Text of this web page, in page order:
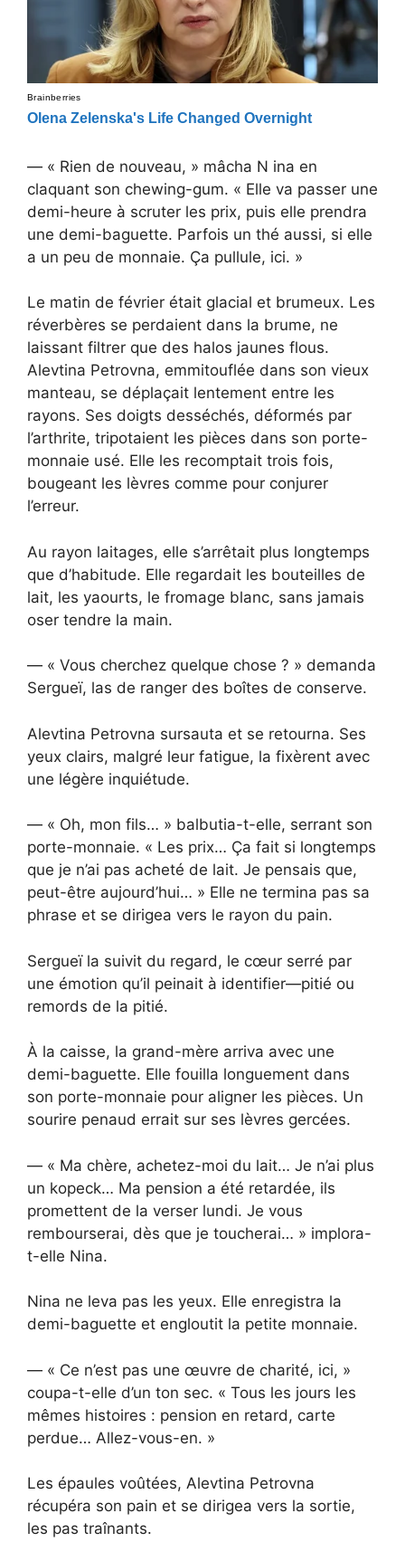
— « Rien de nouveau, » mâcha N ina en
claquant son chewing-gum. « Elle va passer une
demi-heure à scruter les prix, puis elle prendra
une demi-baguette. Parfois un thé aussi, si elle
a un peu de monnaie. Ça pullule, ici. »
Le matin de février était glacial et brumeux. Les
réverbères se perdaient dans la brume, ne
laissant filtrer que des halos jaunes flous.
Alevtina Petrovna, emmitouflée dans son vieux
manteau, se déplaçait lentement entre les
rayons. Ses doigts desséchés, déformés par
l’arthrite, tripotaient les pièces dans son porte-
monnaie usé. Elle les recomptait trois fois,
bougeant les lèvres comme pour conjurer
l’erreur.
Au rayon laitages, elle s’arrêtait plus longtemps
que d’habitude. Elle regardait les bouteilles de
lait, les yaourts, le fromage blanc, sans jamais
oser tendre la main.
— « Vous cherchez quelque chose ? » demanda
Sergueï, las de ranger des boîtes de conserve.
Alevtina Petrovna sursauta et se retourna. Ses
yeux clairs, malgré leur fatigue, la fixèrent avec
une légère inquiétude.
— « Oh, mon fils… » balbutia-t-elle, serrant son
porte-monnaie. « Les prix… Ça fait si longtemps
que je n’ai pas acheté de lait. Je pensais que,
peut-être aujourd’hui… » Elle ne termina pas sa
phrase et se dirigea vers le rayon du pain.
Sergueï la suivit du regard, le cœur serré par
une émotion qu’il peinait à identifier—pitié ou
remords de la pitié.
À la caisse, la grand-mère arriva avec une
demi-baguette. Elle fouilla longuement dans
son porte-monnaie pour aligner les pièces. Un
sourire penaud errait sur ses lèvres gercées.
— « Ma chère, achetez-moi du lait… Je n’ai plus
un kopeck… Ma pension a été retardée, ils
promettent de la verser lundi. Je vous
rembourserai, dès que je toucherai… » implora-
t-elle Nina.
Nina ne leva pas les yeux. Elle enregistra la
demi-baguette et engloutit la petite monnaie.
— « Ce n’est pas une œuvre de charité, ici, »
coupa-t-elle d’un ton sec. « Tous les jours les
mêmes histoires : pension en retard, carte
perdue… Allez-vous-en. »
Les épaules voûtées, Alevtina Petrovna
récupéra son pain et se dirigea vers la sortie,
les pas traînants.